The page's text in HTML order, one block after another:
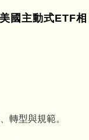
國主動式ETF相
轉型與規範。